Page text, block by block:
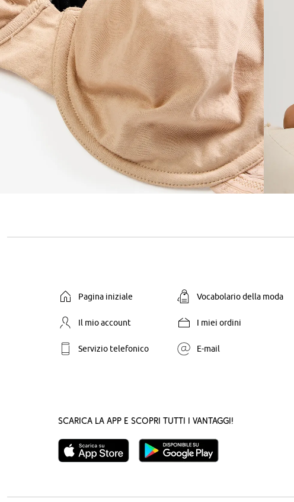
Pagina iniziale Vocabolario della moda
Il mio account I miei ordini
Servizio telefonico E-mail
Scarica la App e scopri tutti i vantaggi!